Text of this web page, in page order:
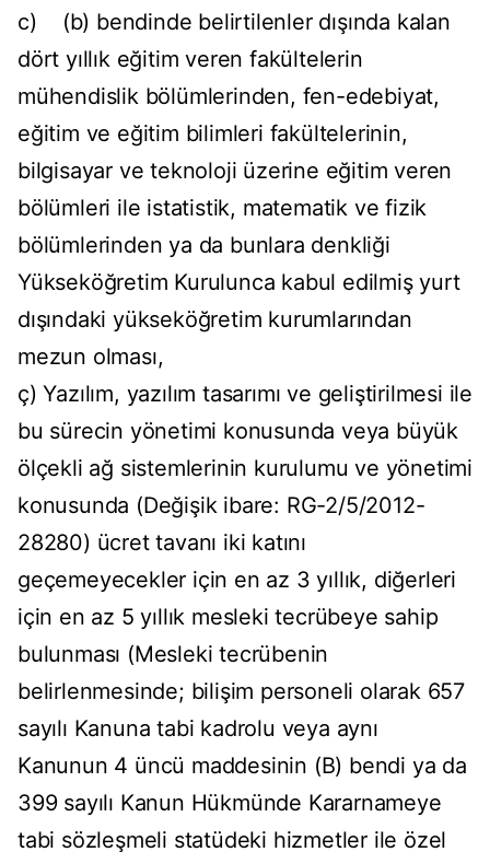
c) (b) bendinde belirtilenler dışında kalan
dört yıllık eğitim veren fakültelerin
mühendislik bölümlerinden, fen-edebiyat,
eğitim ve eğitim bilimleri fakültelerinin,
bilgisayar ve teknoloji üzerine eğitim veren
bölümleri ile istatistik, matematik ve fizik
bölümlerinden ya da bunlara denkliği
Yükseköğretim Kurulunca kabul edilmiş yurt
dışındaki yükseköğretim kurumlarından
mezun olması,
ç) Yazılım, yazılım tasarımı ve geliştirilmesi ile
bu sürecin yönetimi konusunda veya büyük
ölçekli ağ sistemlerinin kurulumu ve yönetimi
konusunda (Değişik ibare: RG-2/5/2012-
28280) ücret tavanı iki katını
geçemeyecekler için en az 3 yıllık, diğerleri
için en az 5 yıllık mesleki tecrübeye sahip
bulunması (Mesleki tecrübenin
belirlenmesinde; bilişim personeli olarak 657
sayılı Kanuna tabi kadrolu veya aynı
Kanunun 4 üncü maddesinin (B) bendi ya da
399 sayılı Kanun Hükmünde Kararnameye
tabi sözleşmeli statüdeki hizmetler ile özel